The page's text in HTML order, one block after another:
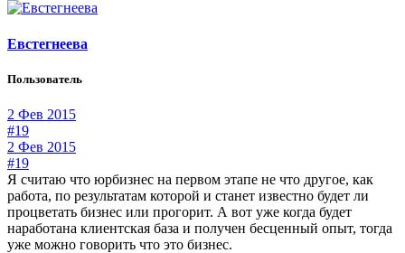
Евстегнеева
Пользователь
2 Фев 2015
#19
2 Фев 2015
#19
Я считаю что юрбизнес на первом этапе не что другое, как
работа, по результатам которой и станет известно будет ли
процветать бизнес или прогорит. А вот уже когда будет
наработана клиентская база и получен бесценный опыт, тогда
уже можно говорить что это бизнес.